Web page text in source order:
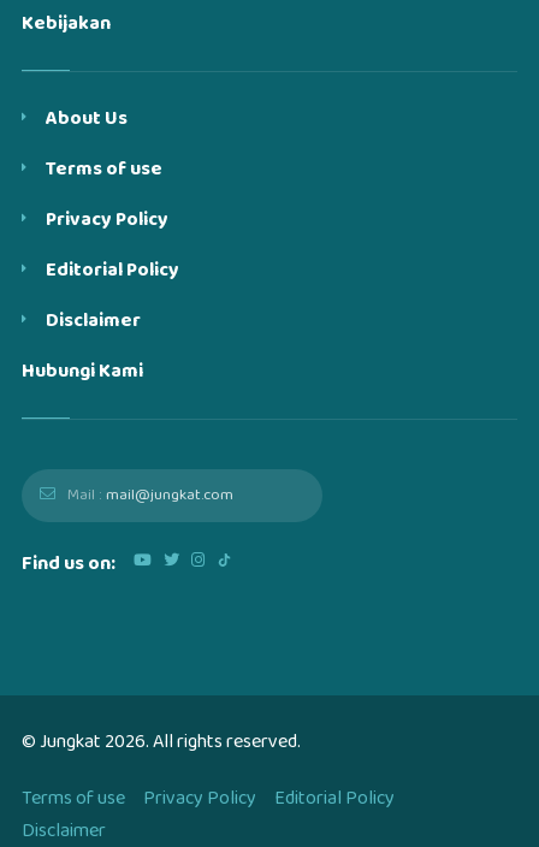
Kebijakan
About Us
Terms of use
Privacy Policy
Editorial Policy
Disclaimer
Hubungi Kami
Mail :mail@jungkat.com
Find us on:
© Jungkat2026. All rights reserved.
Terms of use Privacy Policy
Editorial Policy
Disclaimer